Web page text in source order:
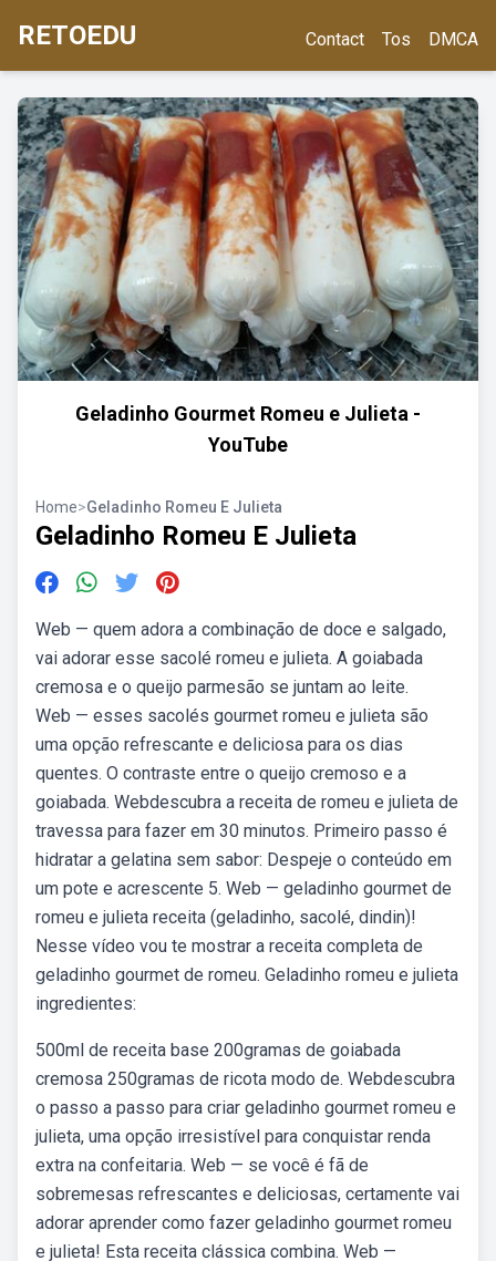
RETOEDU Contact Tos DMCA
Geladinho Gourmet Romeu e Julieta -
YouTube
Home>Geladinho Romeu E Julieta
Geladinho Romeu E Julieta
Web — quem adora a combinação de doce e salgado,
vai adorar esse sacolé romeu e julieta. A goiabada
cremosa e o queijo parmesão se juntam ao leite.
Web — esses sacolés gourmet romeu e julieta são
uma opção refrescante e deliciosa para os dias
quentes. O contraste entre o queijo cremoso e a
goiabada. Webdescubra a receita de romeu e julieta de
travessa para fazer em 30 minutos. Primeiro passo é
hidratar a gelatina sem sabor: Despeje o conteúdo em
um pote e acrescente 5. Web — geladinho gourmet de
romeu e julieta receita (geladinho, sacolé, dindin)!
Nesse vídeo vou te mostrar a receita completa de
geladinho gourmet de romeu. Geladinho romeu e julieta
ingredientes:
500ml de receita base 200gramas de goiabada
cremosa 250gramas de ricota modo de. Webdescubra
o passo a passo para criar geladinho gourmet romeu e
julieta, uma opção irresistível para conquistar renda
extra na confeitaria. Web — se você é fã de
sobremesas refrescantes e deliciosas, certamente vai
adorar aprender como fazer geladinho gourmet romeu
e julieta! Esta receita clássica combina. Web —